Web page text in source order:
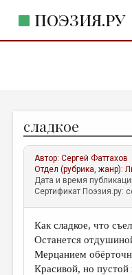
ПОЭЗИЯ.РУ
ЖАНРЫ
АВТОРЫ
КОММЕНТАРИИ
ЛИТСАЛОН
НОВОСТИ
ПРАВИЛА САЙТА
сладкое
Автор:Сергей Фаттахов
Отдел (рубрика, жанр):
Дата и время
Сертификат Поэзия.ру:
Как сладкое, что
Останется
Мерцанием
Красивой, но